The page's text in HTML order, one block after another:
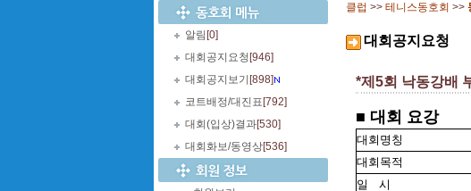
알림 [0]
대회공지요청 [946]
대회공지보기 [898]
코트배정/대진표 [792]
대회(입상)결과[530]
대회화보/동영상[536]
클럽 >> 테니스동호회 >>
대회공지요청
*제5회 낙동강배
■ 대회 요강
대회명칭
대회목적
일
시